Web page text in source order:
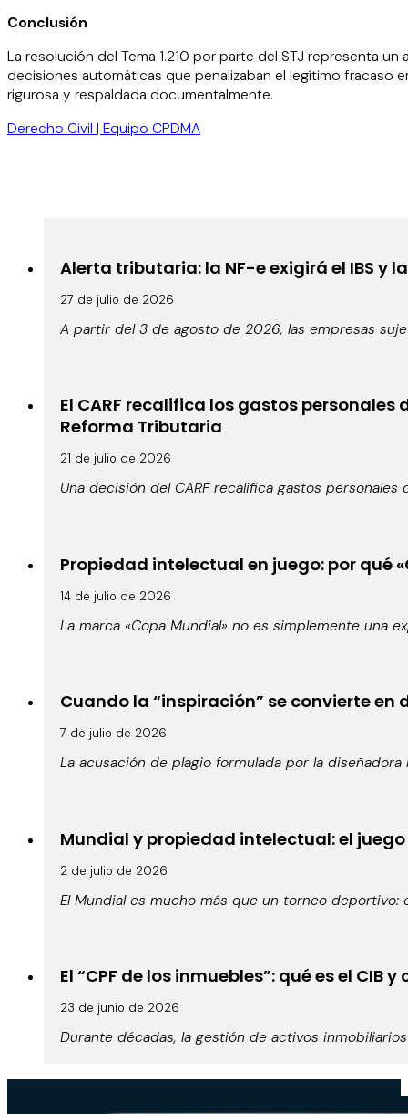
Conclusión
La resolución del Tema 1.210 por parte del STJ representa
decisiones automáticas que penalizaban el legítimo fracaso
rigurosa y respaldada documentalmente.
Derecho Civil | Equipo CPDMA
Alerta tributaria: la NF-e exigirá el IBS y
27 de julio de 2026
A partir del 3 de agosto de 2026, las empresas
El CARF recalifica los gastos
Reforma Tributaria
21 de julio de 2026
Una decisión del CARF recalifica gastos
Propiedad intelectual en juego: por qué
14 de julio de 2026
La marca «Copa Mundial» no es simplemente una
Cuando la “inspiración” se convierte
7 de julio de 2026
La acusación de plagio formulada por la
Mundial y propiedad intelectual: el
2 de julio de 2026
El Mundial es mucho más que un torneo
El “CPF de los inmuebles”: qué es el
23 de junio de 2026
Durante décadas, la gestión de activos